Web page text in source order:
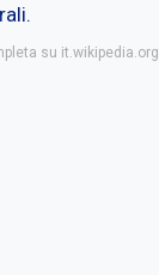
su it.wikipedia.org